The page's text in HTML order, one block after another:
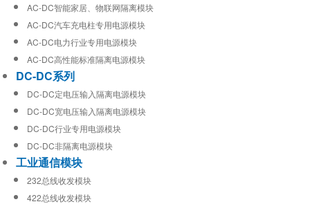
AC-DC智能家居、物联网隔离模块
AC-DC汽车充电柱专用电源模块
AC-DC电力行业专用电源模块
AC-DC高性能标准隔离电源模块
DC-DC系列
DC-DC定电压输入隔离电源模块
DC-DC宽电压输入隔离电源模块
DC-DC行业专用电源模块
DC-DC非隔离电源模块
工业通信模块
232总线收发模块
422总线收发模块